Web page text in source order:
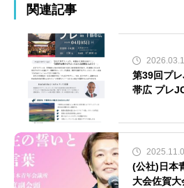
関連記事
第39回プ
帯広 プレ
(公社)日本
大会佐賀大